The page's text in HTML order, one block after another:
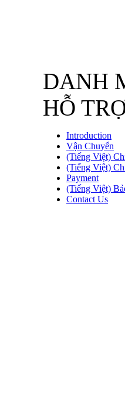
DANH
HỖ
Introduction
Vận Chuyển
(Tiếng Việt)
(Tiếng Việt)
Payment
(Tiếng Việt)
Contact Us